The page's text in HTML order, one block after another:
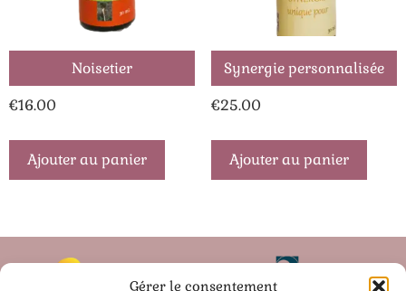
Gérer le consentement
Noisetier
€16.00
Ajouter au panier
Synergie personnalisée
€25.00
Ajouter au panier